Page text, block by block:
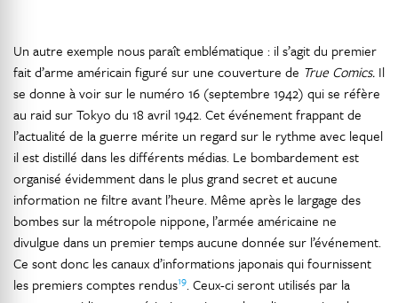
Un autre exemple nous paraît emblématique : il s’agit du premier
fait d’arme américain figuré sur une couverture de True Comics. Il
se donne à voir sur le numéro 16 (septembre 1942) qui se réfère
au raid sur Tokyo du 18 avril 1942. Cet événement frappant de
l’actualité de la guerre mérite un regard sur le rythme avec lequel
il est distillé dans les différents médias. Le bombardement est
organisé évidemment dans le plus grand secret et aucune
information ne filtre avant l’heure. Même après le largage des
bombes sur la métropole nippone, l’armée américaine ne
divulgue dans un premier temps aucune donnée sur l’événement.
Ce sont donc les canaux d’informations japonais qui fournissent
les premiers comptes rendus19. Ceux-ci seront utilisés par la